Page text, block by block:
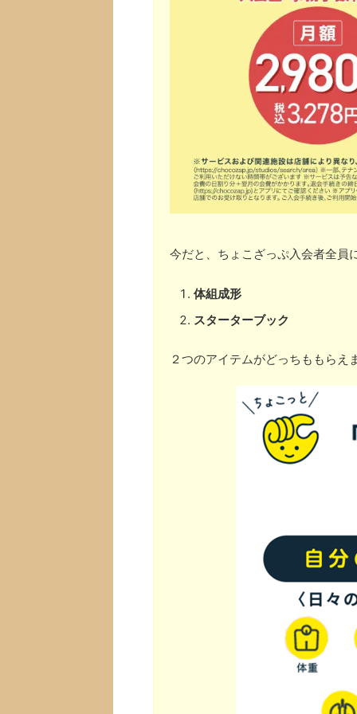
今だと、ちょこざっぷ入会者全員
体組成形
スターターブック
２つのアイテムがどっちももらえ